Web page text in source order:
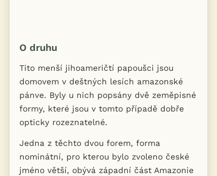
O druhu
Tito menší jihoameričtí papoušci jsou
domovem v deštných lesích amazonské
pánve. Byly u nich popsány dvě zeměpisné
formy, které jsou v tomto případě dobře
opticky rozeznatelné.
Jedna z těchto dvou forem, forma
nominátní, pro kterou bylo zvoleno české
jméno větší, obývá západní část Amazonie